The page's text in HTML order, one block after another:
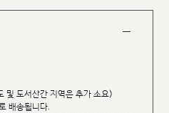
및 도서산간 지역은 추가 소요)
배송됩니다.